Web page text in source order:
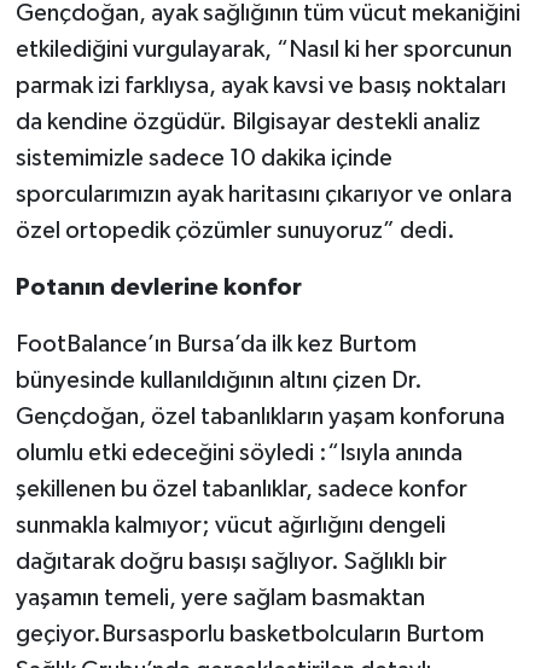
Gençdoğan, ayak sağlığının tüm vücut mekaniğini
etkilediğini vurgulayarak, “Nasıl ki her sporcunun
parmak izi farklıysa, ayak kavsi ve basış noktaları
da kendine özgüdür. Bilgisayar destekli analiz
sistemimizle sadece 10 dakika içinde
sporcularımızın ayak haritasını çıkarıyor ve onlara
özel ortopedik çözümler sunuyoruz” dedi.
Potanın devlerine konfor
FootBalance’ın Bursa’da ilk kez Burtom
bünyesinde kullanıldığının altını çizen Dr.
Gençdoğan, özel tabanlıkların yaşam konforuna
olumlu etki edeceğini söyledi :“Isıyla anında
şekillenen bu özel tabanlıklar, sadece konfor
sunmakla kalmıyor; vücut ağırlığını dengeli
dağıtarak doğru basışı sağlıyor. Sağlıklı bir
yaşamın temeli, yere sağlam basmaktan
geçiyor.Bursasporlu basketbolcuların Burtom